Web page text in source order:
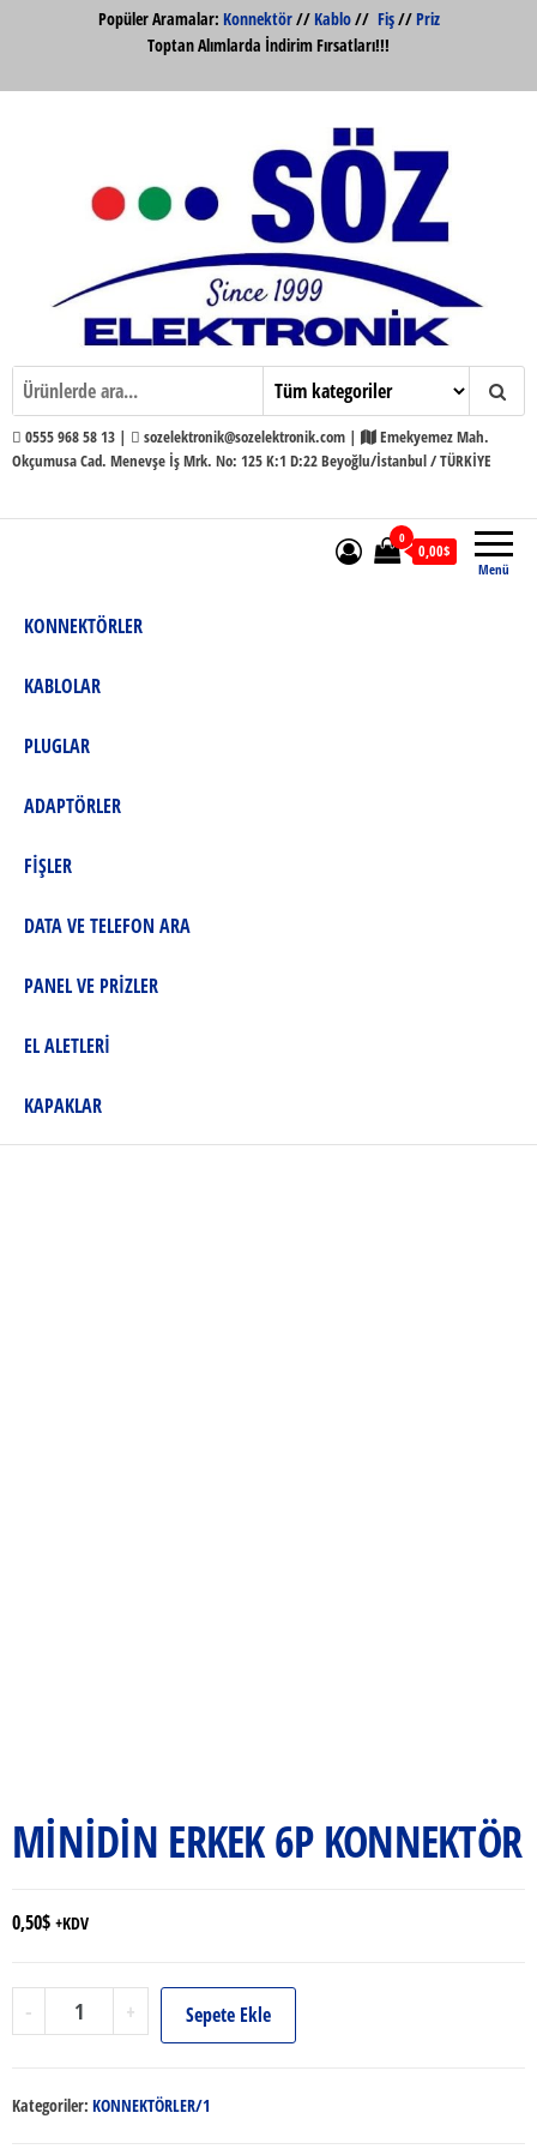
Popüler Aramalar: Konnektör//Kablo// Fiş//Priz
Toptan Alımlarda İndirim Fırsatları!!!
Söz Elektronik Konnektör ve Kabloları
Toptan ve Perakende
Söz Elektronik
0555 968 58 13 | sozelektronik@sozelektronik.com |
Emekyemez Mah.
Okçumusa Cad. Menevşe İş Mrk. No: 125 K:1 D:22 Beyoğlu/İstanbul / TÜRKİYE
Menü
0
0,00$
KONNEKTÖRLER
KABLOLAR
PLUGLAR
ADAPTÖRLER
FİŞLER
DATA VE TELEFON ARA
PANEL VE PRİZLER
EL ALETLERİ
KAPAKLAR
MİNİDİN ERKEK 6P KONNEKTÖR
0,50$ +KDV
-
MİNİDİN
ERKEK
adet
+ Sepete Ekle
Kategoriler: KONNEKTÖRLER/1